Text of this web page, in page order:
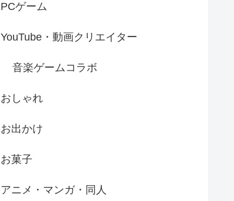
PCゲーム
YouTube・動画クリエイター
音楽ゲームコラボ
おしゃれ
お出かけ
お菓子
アニメ・マンガ・同人